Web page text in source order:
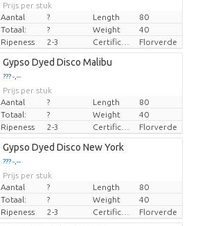
Prijs per stuk
Aantal
? Length
80
Totaal:
? Weight
40
Ripeness
2-3 Florverde
Gypso Dyed Disco Malibu
??? -,--
Prijs per stuk
Aantal
? Length
80
Totaal:
? Weight
40
Ripeness
2-3 Florverde
Gypso Dyed Disco New York
??? -,--
Prijs per stuk
Aantal
? Length
80
Totaal:
? Weight
40
Ripeness
2-3 Florverde